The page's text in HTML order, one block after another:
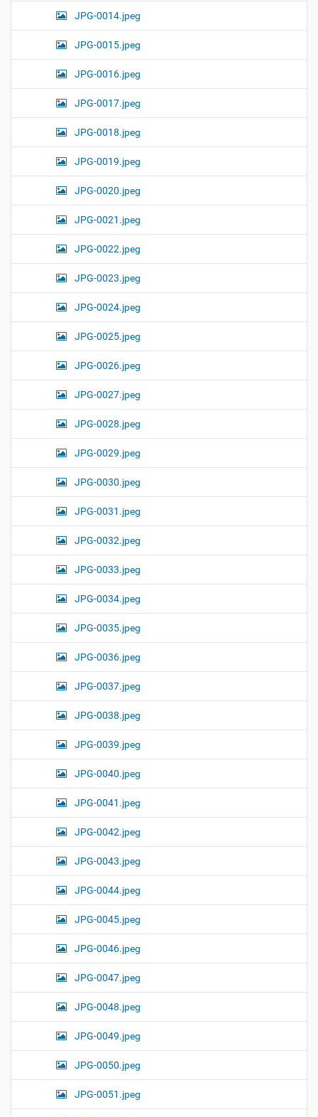
JPG-0014.jpeg
JPG-0015.jpeg
JPG-0016.jpeg
JPG-0017.jpeg
JPG-0018.jpeg
JPG-0019.jpeg
JPG-0020.jpeg
JPG-0021.jpeg
JPG-0022.jpeg
JPG-0023.jpeg
JPG-0024.jpeg
JPG-0025.jpeg
JPG-0026.jpeg
JPG-0027.jpeg
JPG-0028.jpeg
JPG-0029.jpeg
JPG-0030.jpeg
JPG-0031.jpeg
JPG-0032.jpeg
JPG-0033.jpeg
JPG-0034.jpeg
JPG-0035.jpeg
JPG-0036.jpeg
JPG-0037.jpeg
JPG-0038.jpeg
JPG-0039.jpeg
JPG-0040.jpeg
JPG-0041.jpeg
JPG-0042.jpeg
JPG-0043.jpeg
JPG-0044.jpeg
JPG-0045.jpeg
JPG-0046.jpeg
JPG-0047.jpeg
JPG-0048.jpeg
JPG-0049.jpeg
JPG-0050.jpeg
JPG-0051.jpeg